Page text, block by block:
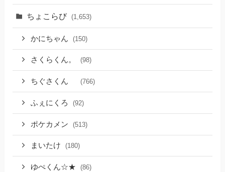
ちょこらび (1,653)
かにちゃん (150)
さくらくん。 (98)
ちぐさくん (766)
ふぇにくろ (92)
ポケカメン (513)
まいたけ (180)
ゆぺくん☆★ (86)